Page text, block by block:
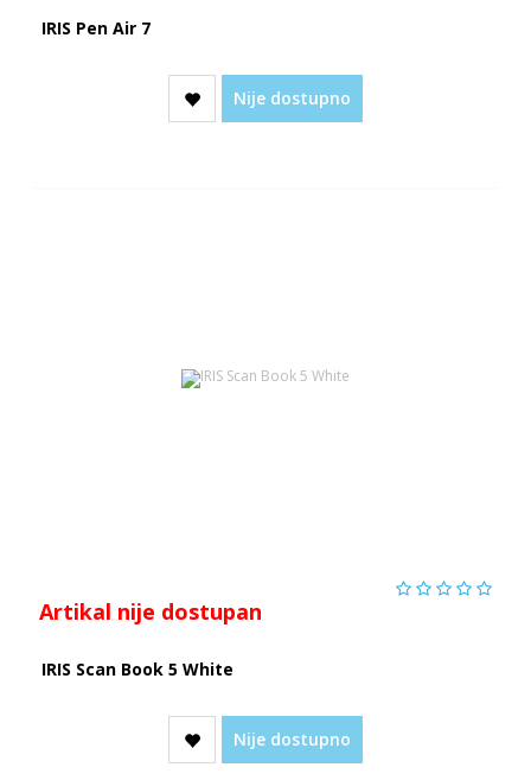
IRIS Pen Air 7
Nije dostupno
Artikal nije dostupan
IRIS Scan Book 5 White
Nije dostupno